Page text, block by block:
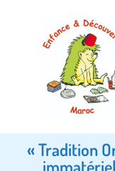
« Tradition